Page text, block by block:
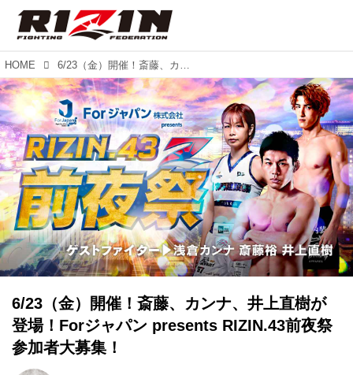
HOME 6/23（金）開催！斎藤、カンナ、井上直樹が登場！Forジャパン presents RIZIN.43前夜祭 参加者大募集！
6/23（金）開催！斎藤、カンナ、井上直樹が
登場！Forジャパン presents RIZIN.43前夜祭
参加者大募集！